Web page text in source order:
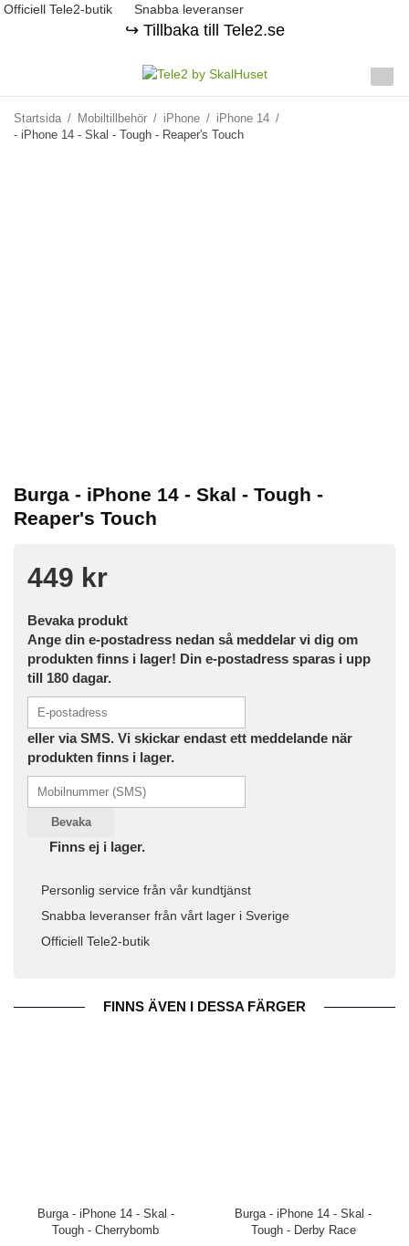
Officiell Tele2-butik Snabba leveranser
↪️ Tillbaka till Tele2.se
Startsida / Mobiltillbehör / iPhone / iPhone 14 /
- iPhone 14 - Skal - Tough - Reaper's Touch
Burga - iPhone 14 - Skal - Tough -
Reaper's Touch
449 kr
Bevaka produkt
Ange din e-postadress nedan så meddelar vi dig om
produkten finns i lager! Din e-postadress sparas i upp
till 180 dagar.
eller via SMS. Vi skickar endast ett meddelande när
produkten finns i lager.
Bevaka
Finns ej i lager.
Personlig service från vår kundtjänst
Snabba leveranser från vårt lager i Sverige
Officiell Tele2-butik
FINNS ÄVEN I DESSA FÄRGER
Burga - iPhone 14 - Skal -
Tough - Cherrybomb
Burga - iPhone 14 - Skal -
Tough - Derby Race